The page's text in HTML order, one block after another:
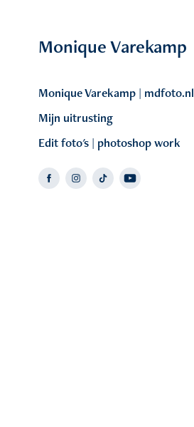
Monique Varekamp
Monique Varekamp | mdfoto.nl
Mijn uitrusting
Edit foto's | photoshop work